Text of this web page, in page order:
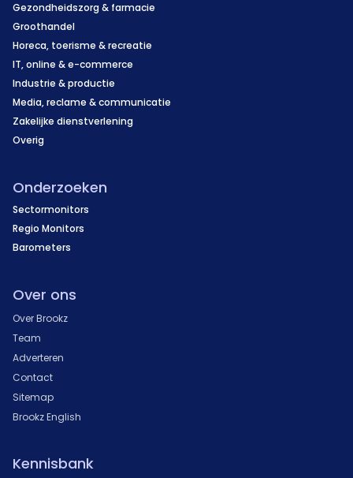
Gezondheidszorg & farmacie
Groothandel
Horeca, toerisme & recreatie
IT, online & e-commerce
Industrie & productie
Media, reclame & communicatie
Zakelijke dienstverlening
Overig
Onderzoeken
Sectormonitors
Regio Monitors
Barometers
Over ons
Over Brookz
Team
Adverteren
Contact
Sitemap
Brookz English
Kennisbank